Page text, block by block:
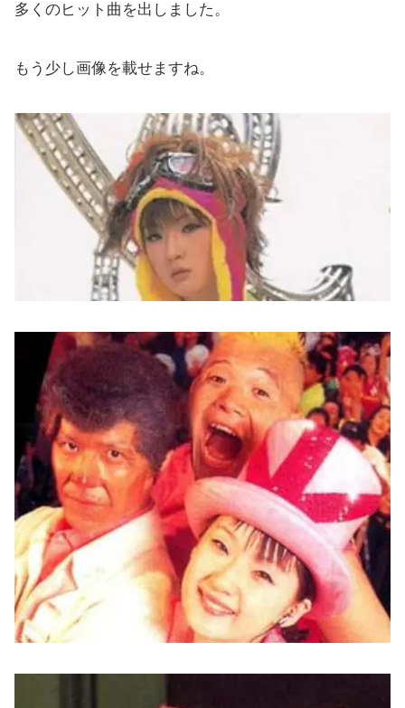
多くのヒット曲を出しました。
もう少し画像を載せますね。